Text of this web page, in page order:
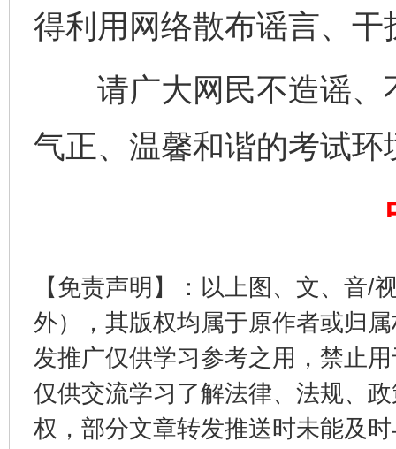
得利用网络散布谣言、干
请广大网民不造谣、
气正、温馨和谐的考试环
【免责声明】：以上图、文、音/
外），其版权均属于原作者或归
发推广仅供学习参考之用，禁止
仅供交流学习了解法律、法规、
权，部分文章转发推送时未能及
完善运行机制助力责任有效落实 一纸欠
东山县通报“牛蛙产品抗生素超标问题” 法